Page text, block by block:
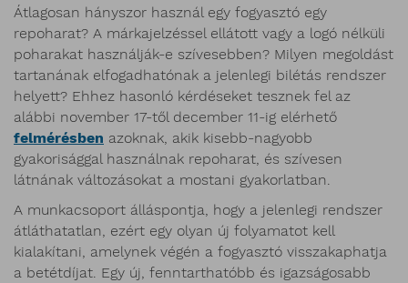
Átlagosan hányszor használ egy fogyasztó egy
repoharat? A márkajelzéssel ellátott vagy a logó nélküli
poharakat használják-e szívesebben? Milyen megoldást
tartanának elfogadhatónak a jelenlegi bilétás rendszer
helyett? Ehhez hasonló kérdéseket tesznek fel az
alábbi november 17-től december 11-ig elérhető
felmérésben azoknak, akik kisebb-nagyobb
gyakorisággal használnak repoharat, és szívesen
látnának változásokat a mostani gyakorlatban.
A munkacsoport álláspontja, hogy a jelenlegi rendszer
átláthatatlan, ezért egy olyan új folyamatot kell
kialakítani, amelynek végén a fogyasztó visszakaphatja
a betétdíjat. Egy új, fenntarthatóbb és igazságosabb